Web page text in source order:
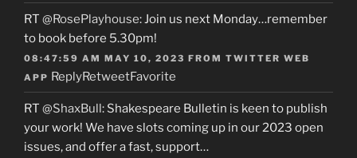
RT @RosePlayhouse: Join us next Monday…remember
to book before 5.30pm!
08:47:59 AM MAY 10, 2023 FROM TWITTER WEB
APP ReplyRetweetFavorite
RT @ShaxBull: Shakespeare Bulletin is keen to publish
your work! We have slots coming up in our 2023 open
issues, and offer a fast, support…